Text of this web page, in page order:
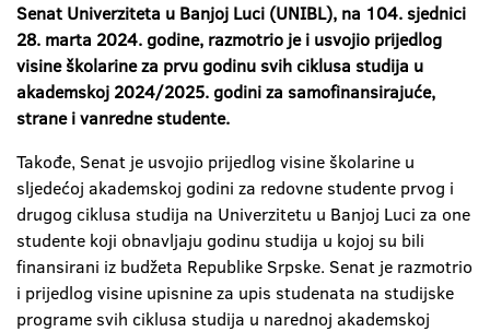
Senat Univerziteta u Banjoj Luci (UNIBL), na 104. sjednici
28. marta 2024. godine, razmotrio je i usvojio prijedlog
visine školarine za prvu godinu svih ciklusa studija u
akademskoj 2024/2025. godini za samofinansirajuće,
strane i vanredne studente.
Takođe, Senat je usvojio prijedlog visine školarine u
sljedećoj akademskoj godini za redovne studente prvog i
drugog ciklusa studija na Univerzitetu u Banjoj Luci za one
studente koji obnavljaju godinu studija u kojoj su bili
finansirani iz budžeta Republike Srpske. Senat je razmotrio
i prijedlog visine upisnine za upis studenata na studijske
programe svih ciklusa studija u narednoj akademskoj